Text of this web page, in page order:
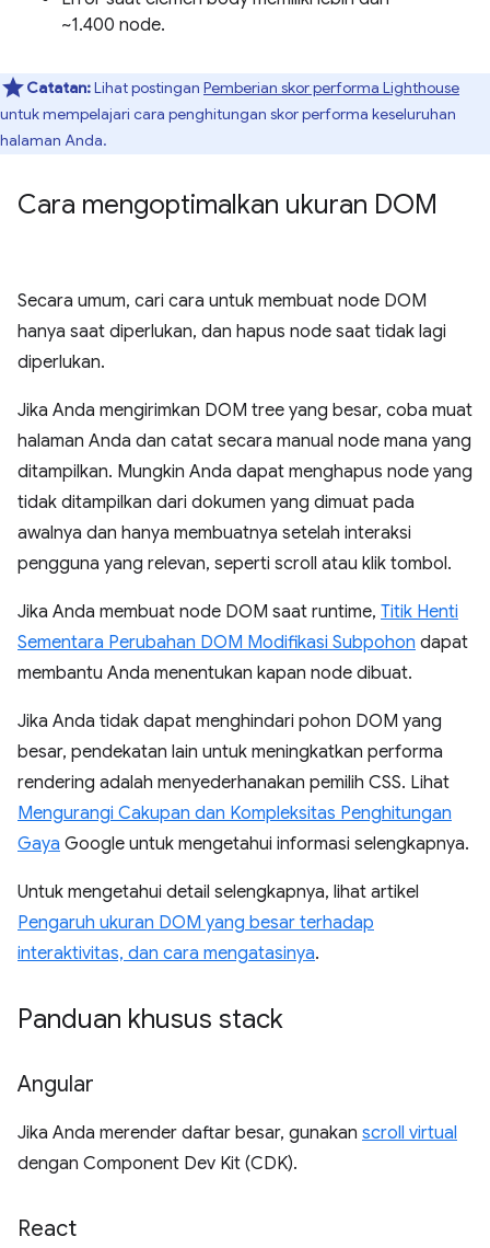
~1.400 node.
Catatan:Lihat postingan Pemberian skor performa Lighthouse
untuk mempelajari cara penghitungan skor performa keseluruhan
halaman Anda.
Cara mengoptimalkan ukuran DOM
Secara umum, cari cara untuk membuat node DOM
hanya saat diperlukan, dan hapus node saat tidak lagi
diperlukan.
Jika Anda mengirimkan DOM tree yang besar, coba muat
halaman Anda dan catat secara manual node mana yang
ditampilkan. Mungkin Anda dapat menghapus node yang
tidak ditampilkan dari dokumen yang dimuat pada
awalnya dan hanya membuatnya setelah interaksi
pengguna yang relevan, seperti scroll atau klik tombol.
Jika Anda membuat node DOM saat runtime, Titik Henti
Sementara Perubahan DOM Modifikasi Subpohon dapat
membantu Anda menentukan kapan node dibuat.
Jika Anda tidak dapat menghindari pohon DOM yang
besar, pendekatan lain untuk meningkatkan performa
rendering adalah menyederhanakan pemilih CSS. Lihat
Mengurangi Cakupan dan Kompleksitas Penghitungan
Gaya Google untuk mengetahui informasi selengkapnya.
Untuk mengetahui detail selengkapnya, lihat artikel
Pengaruh ukuran DOM yang besar terhadap
interaktivitas, dan cara mengatasinya.
Panduan khusus stack
Angular
Jika Anda merender daftar besar, gunakan scroll virtual
dengan Component Dev Kit (CDK).
React